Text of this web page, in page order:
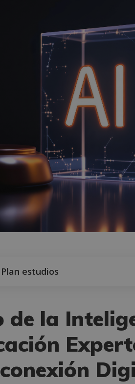
Plan estudios
de la